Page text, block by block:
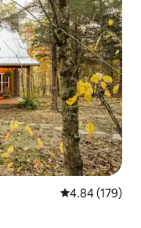
Penarafan
4.84 (179)